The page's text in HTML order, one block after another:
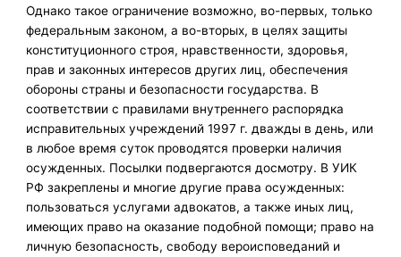
Однако такое ограничение возможно, во-первых, только
федеральным законом, а во-вторых, в целях защиты
конституционного строя, нравственности, здоровья,
прав и законных интересов других лиц, обеспечения
обороны страны и безопасности государства. В
соответствии с правилами внутреннего распорядка
исправительных учреждений 1997 г. дважды в день, или
в любое время суток проводятся проверки наличия
осужденных. Посылки подвергаются досмотру. В УИК
РФ закреплены и многие другие права осужденных:
пользоваться услугами адвокатов, а также иных лиц,
имеющих право на оказание подобной помощи; право на
личную безопасность, свободу вероисповеданий и